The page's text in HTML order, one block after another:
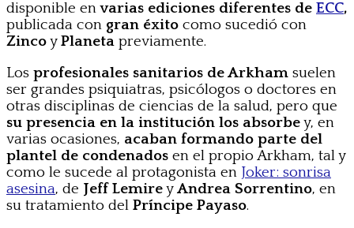
disponible envarias ediciones diferentes de ECC,
publicada con gran éxito como sucedió con
ZincoyPlaneta previamente.
Los profesionales sanitarios de Arkham suelen
ser grandes psiquiatras, psicólogos o doctores en
otras disciplinas de ciencias de la salud, pero que
su presencia en la institución los absorbey, en
varias ocasiones, acaban formando parte del
plantel de condenados en el propio Arkham, tal y
como le sucede al protagonista en Joker: sonrisa
asesina, de Jeff LemireyAndrea Sorrentino, en
su tratamiento del Príncipe Payaso.